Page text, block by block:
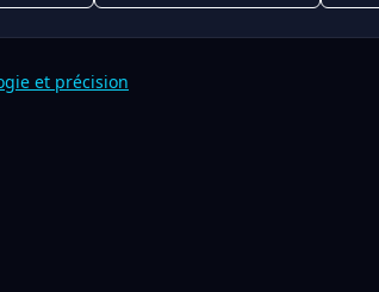
et précision